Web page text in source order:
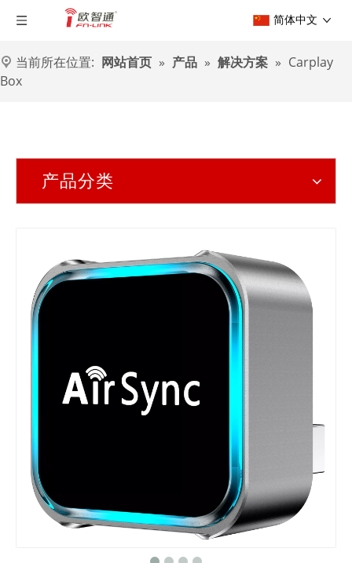
简体中文
当前所在位置: 网站首页 » 产品 » 解决方案 » Carplay
Box
产品分类